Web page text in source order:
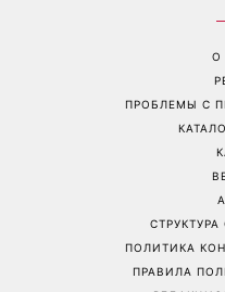
почему в этот день не